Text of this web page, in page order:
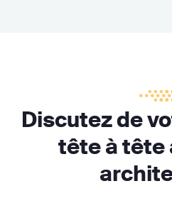
Discutez de
tête à tête